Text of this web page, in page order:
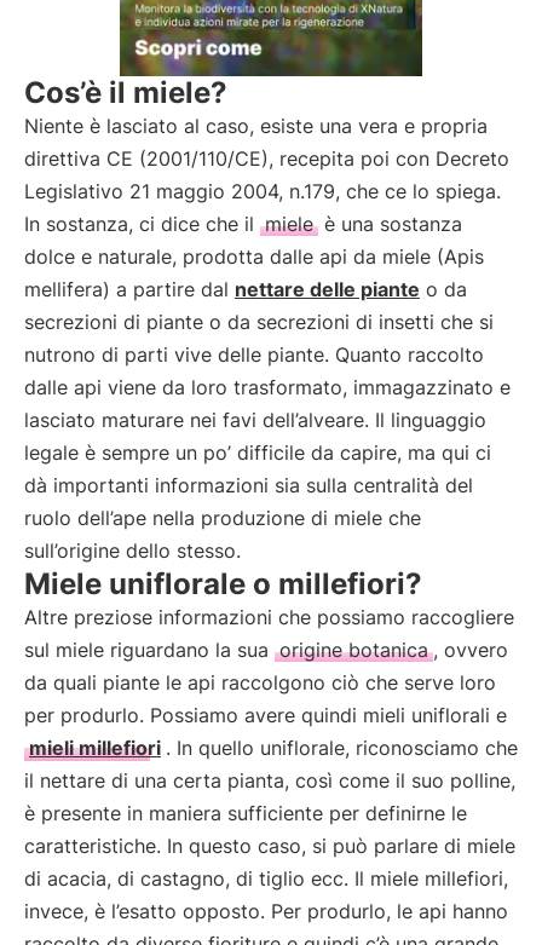
Cos’è il miele?
Niente è lasciato al caso, esiste una vera e propria
direttiva CE (2001/110/CE), recepita poi con Decreto
Legislativo 21 maggio 2004, n.179, che ce lo spiega.
In sostanza, ci dice che il miele è una sostanza
dolce e naturale, prodotta dalle api da miele (Apis
mellifera) a partire dal nettare delle piante o da
secrezioni di piante o da secrezioni di insetti che si
nutrono di parti vive delle piante. Quanto raccolto
dalle api viene da loro trasformato, immagazzinato e
lasciato maturare nei favi dell’alveare. Il linguaggio
legale è sempre un po’ difficile da capire, ma qui ci
dà importanti informazioni sia sulla centralità del
ruolo dell’ape nella produzione di miele che
sull’origine dello stesso.
Miele uniflorale o millefiori?
Altre preziose informazioni che possiamo raccogliere
sul miele riguardano la sua origine botanica , ovvero
da quali piante le api raccolgono ciò che serve loro
per produrlo. Possiamo avere quindi mieli uniflorali e
mieli millefiori . In quello uniflorale, riconosciamo che
il nettare di una certa pianta, così come il suo polline,
è presente in maniera sufficiente per definirne le
caratteristiche. In questo caso, si può parlare di miele
di acacia, di castagno, di tiglio ecc. Il miele millefiori,
invece, è l’esatto opposto. Per produrlo, le api hanno